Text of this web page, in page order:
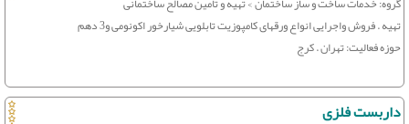
تهیه . فروش واجرایی انواع ورقهای کامپوزیت تابلویی شیارخور اکونومی و3 دهم
حوزه فعالیت: تهران . کرج
داربست فلزی